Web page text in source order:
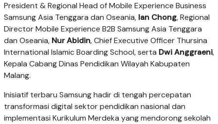
President & Regional Head of Mobile Experience Business
Samsung Asia Tenggara dan Oseania, Ian Chong, Regional
Director Mobile Experience B2B Samsung Asia Tenggara
dan Oseania, Nur Abidin, Chief Executive Officer Thursina
International Islamic Boarding School, serta Dwi Anggraeni,
Kepala Cabang Dinas Pendidikan Wilayah Kabupaten
Malang.
Inisiatif terbaru Samsung hadir di tengah percepatan
transformasi digital sektor pendidikan nasional dan
implementasi Kurikulum Merdeka yang mendorong sekolah